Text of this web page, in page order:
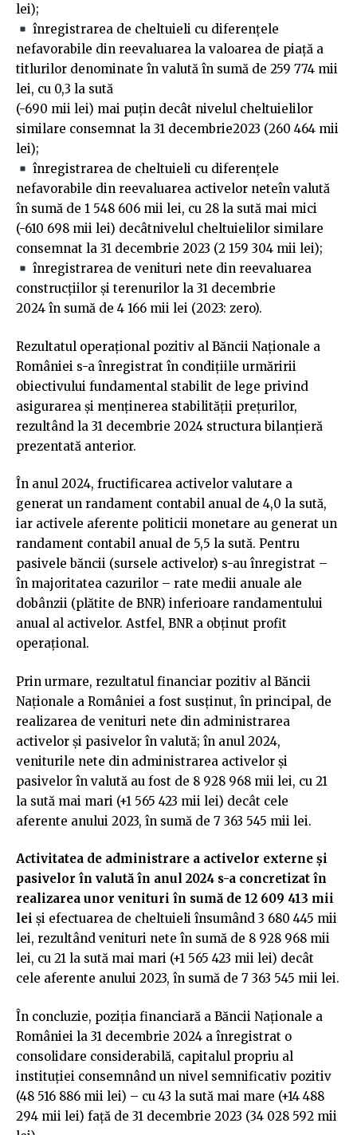
lei);
înregistrarea de cheltuieli cu diferențele
nefavorabile din reevaluarea la valoarea de piață a
titlurilor denominate în valută în sumă de 259 774 mii
lei, cu 0,3 la sută
(-690 mii lei) mai puțin decât nivelul cheltuielilor
similare consemnat la 31 decembrie2023 (260 464 mii
lei);
înregistrarea de cheltuieli cu diferențele
nefavorabile din reevaluarea activelor neteîn valută
în sumă de 1 548 606 mii lei, cu 28 la sută mai mici
(-610 698 mii lei) decâtnivelul cheltuielilor similare
consemnat la 31 decembrie 2023 (2 159 304 mii lei);
înregistrarea de venituri nete din reevaluarea
construcțiilor și terenurilor la 31 decembrie
2024 în sumă de 4 166 mii lei (2023: zero).
Rezultatul operațional pozitiv al Băncii Naționale a
României s-a înregistrat în condițiile urmăririi
obiectivului fundamental stabilit de lege privind
asigurarea și menținerea stabilității prețurilor,
rezultând la 31 decembrie 2024 structura bilanțieră
prezentată anterior.
În anul 2024, fructificarea activelor valutare a
generat un randament contabil anual de 4,0 la sută,
iar activele aferente politicii monetare au generat un
randament contabil anual de 5,5 la sută. Pentru
pasivele băncii (sursele activelor) s-au înregistrat –
în majoritatea cazurilor – rate medii anuale ale
dobânzii (plătite de BNR) inferioare randamentului
anual al activelor. Astfel, BNR a obținut profit
operațional.
Prin urmare, rezultatul financiar pozitiv al Băncii
Naționale a României a fost susținut, în principal, de
realizarea de venituri nete din administrarea
activelor și pasivelor în valută; în anul 2024,
veniturile nete din administrarea activelor și
pasivelor în valută au fost de 8 928 968 mii lei, cu 21
la sută mai mari (+1 565 423 mii lei) decât cele
aferente anului 2023, în sumă de 7 363 545 mii lei.
Activitatea de administrare a activelor externe și
pasivelor în valută în anul 2024 s-a concretizat în
realizarea unor venituri în sumă de 12 609 413 mii
lei și efectuarea de cheltuieli însumând 3 680 445 mii
lei, rezultând venituri nete în sumă de 8 928 968 mii
lei, cu 21 la sută mai mari (+1 565 423 mii lei) decât
cele aferente anului 2023, în sumă de 7 363 545 mii lei.
În concluzie, poziția financiară a Băncii Naționale a
României la 31 decembrie 2024 a înregistrat o
consolidare considerabilă, capitalul propriu al
instituției consemnând un nivel semnificativ pozitiv
(48 516 886 mii lei) – cu 43 la sută mai mare (+14 488
294 mii lei) față de 31 decembrie 2023 (34 028 592 mii